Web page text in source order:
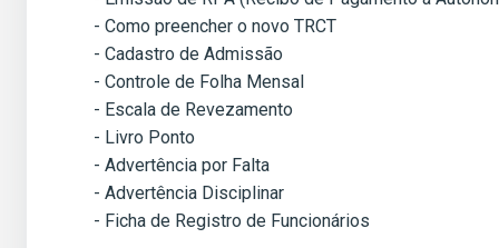
- Como preencher o novo TRCT
- Cadastro de Admissão
- Controle de Folha Mensal
- Escala de Revezamento
- Livro Ponto
- Advertência por Falta
- Advertência Disciplinar
- Ficha de Registro de Funcionários